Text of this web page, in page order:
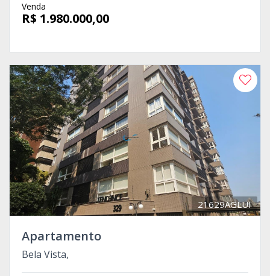
Venda
R$ 1.980.000,00
21629AGLUI
Apartamento
Bela Vista,